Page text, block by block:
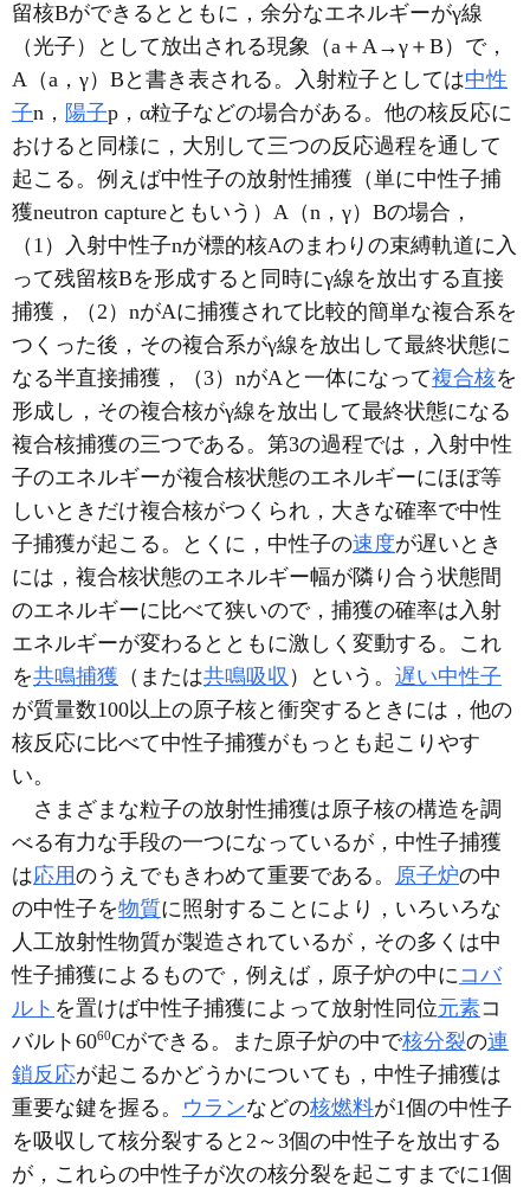
留核Bができるとともに，余分なエネルギーがγ線
（光子）として放出される現象（a＋A→γ＋B）で，
A（a，γ）Bと書き表される。入射粒子としては中性
子n， 陽子p，α粒子などの場合がある。他の核反応に
おけると同様に，大別して三つの反応過程を通して
起こる。例えば中性子の放射性捕獲（単に中性子捕
獲neutron captureともいう）A（n，γ）Bの場合，
（1）入射中性子nが標的核Aのまわりの束縛軌道に入
って残留核Bを形成すると同時にγ線を放出する直接
捕獲，（2）nがAに捕獲されて比較的簡単な複合系を
つくった後，その複合系がγ線を放出して最終状態に
なる半直接捕獲，（3）nがAと一体になって複合核を
形成し，その複合核がγ線を放出して最終状態になる
複合核捕獲の三つである。第3の過程では，入射中性
子のエネルギーが複合核状態のエネルギーにほぼ等
しいときだけ複合核がつくられ，大きな確率で中性
子捕獲が起こる。とくに，中性子の速度が遅いとき
には，複合核状態のエネルギー幅が隣り合う状態間
のエネルギーに比べて狭いので，捕獲の確率は入射
エネルギーが変わるとともに激しく変動する。これ
を共鳴捕獲 （または共鳴吸収 ）という。 遅い中性子
が質量数100以上の原子核と衝突するときには，他の
核反応に比べて中性子捕獲がもっとも起こりやす
い。
さまざまな粒子の放射性捕獲は原子核の構造を調
べる有力な手段の一つになっているが，中性子捕獲
は応用のうえでもきわめて重要である。 原子炉の中
の中性子を物質に照射することにより，いろいろな
人工放射性物質が製造されているが，その多くは中
性子捕獲によるもので，例えば，原子炉の中にコバ
ルト を置けば中性子捕獲によって放射性同位元素コ
バルト6060Cができる。また原子炉の中で核分裂の連
鎖反応が起こるかどうかについても，中性子捕獲は
重要な鍵を握る。 ウランなどの核燃料が1個の中性子
を吸収して核分裂すると2～3個の中性子を放出する
が，これらの中性子が次の核分裂を起こすまでに1個